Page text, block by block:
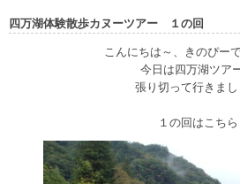
四万湖体験散歩カヌーツアー １の回
こんにちは～、きのぴー
今日は四万湖ツア
張り切って行きまし
１の回はこちら